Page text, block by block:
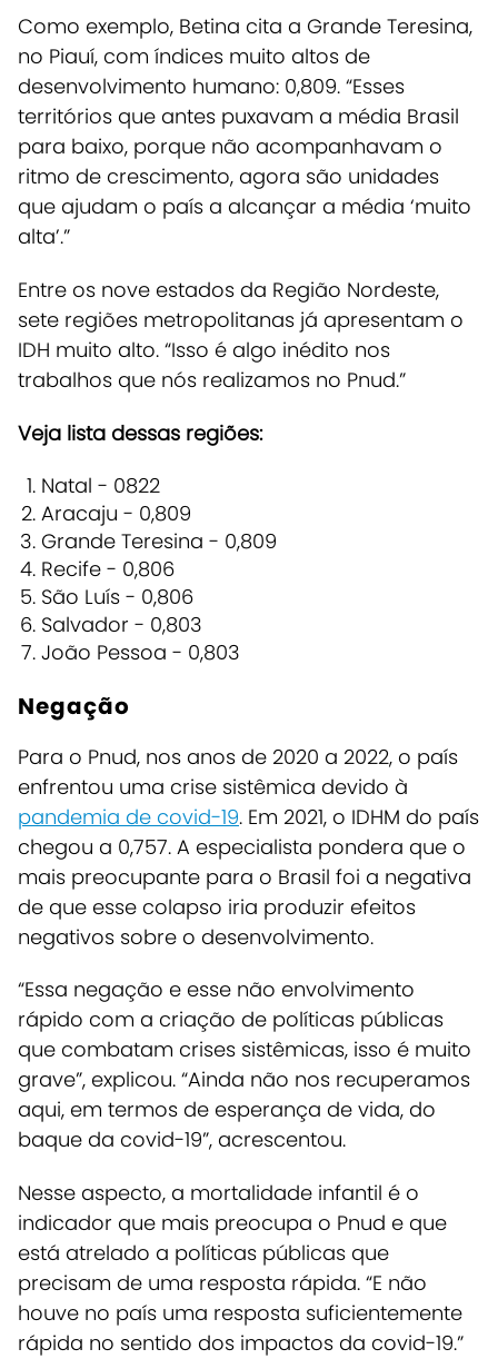
Como exemplo, Betina cita a Grande Teresina,
no Piauí, com índices muito altos de
desenvolvimento humano: 0,809. “Esses
territórios que antes puxavam a média Brasil
para baixo, porque não acompanhavam o
ritmo de crescimento, agora são unidades
que ajudam o país a alcançar a média ‘muito
alta’.”
Entre os nove estados da Região Nordeste,
sete regiões metropolitanas já apresentam o
IDH muito alto. “Isso é algo inédito nos
trabalhos que nós realizamos no Pnud.”
Veja lista dessas regiões:
Natal - 0822
Aracaju - 0,809
Grande Teresina - 0,809
Recife - 0,806
São Luís - 0,806
Salvador - 0,803
João Pessoa - 0,803
Negação
Para o Pnud, nos anos de 2020 a 2022, o país
enfrentou uma crise sistêmica devido à
pandemia de covid-19. Em 2021, o IDHM do país
chegou a 0,757. A especialista pondera que o
mais preocupante para o Brasil foi a negativa
de que esse colapso iria produzir efeitos
negativos sobre o desenvolvimento.
“Essa negação e esse não envolvimento
rápido com a criação de políticas públicas
que combatam crises sistêmicas, isso é muito
grave”, explicou. “Ainda não nos recuperamos
aqui, em termos de esperança de vida, do
baque da covid-19”, acrescentou.
Nesse aspecto, a mortalidade infantil é o
indicador que mais preocupa o Pnud e que
está atrelado a políticas públicas que
precisam de uma resposta rápida. “E não
houve no país uma resposta suficientemente
rápida no sentido dos impactos da covid-19.”